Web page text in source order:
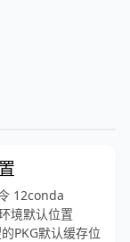
12conda
境默认位置
PKG默认缓存位